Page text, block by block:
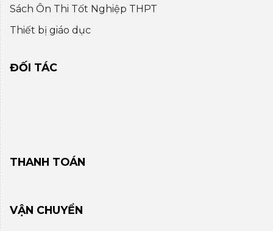
Sách Ôn Thi Tốt Nghiệp THPT
Thiết bị giáo dục
ĐỐI TÁC
THANH TOÁN
VẬN CHUYỂN